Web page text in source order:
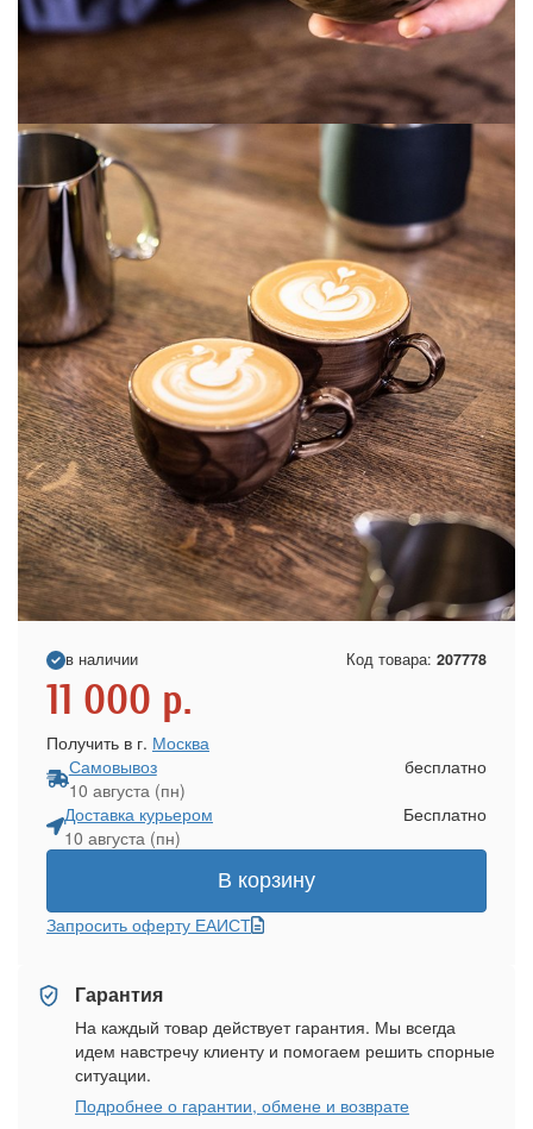
в наличии Код товара: 207778
11 000 р.
Получить в г. Москва
Самовывоз
10 августа (пн)
бесплатно
Доставка курьером
10 августа (пн)
Бесплатно
В корзину
Запросить оферту ЕАИСТ
Гарантия
На каждый товар действует гарантия. Мы всегда
идем навстречу клиенту и помогаем решить спорные
ситуации.
Подробнее о гарантии, обмене и возврате